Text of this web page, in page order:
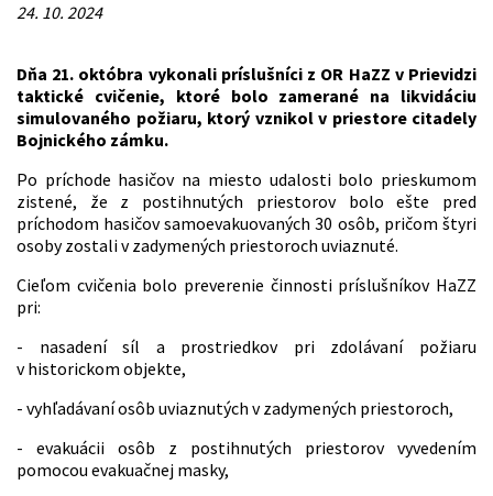
24. 10. 2024
Dňa 21. októbra vykonali príslušníci z OR HaZZ v Prievidzi
taktické cvičenie, ktoré bolo zamerané na likvidáciu
simulovaného požiaru, ktorý vznikol v priestore citadely
Bojnického zámku.
Po príchode hasičov na miesto udalosti bolo prieskumom
zistené, že z postihnutých priestorov bolo ešte pred
príchodom hasičov samoevakuovaných 30 osôb, pričom štyri
osoby zostali v zadymených priestoroch uviaznuté.
Cieľom cvičenia bolo preverenie činnosti príslušníkov HaZZ
pri:
- nasadení síl a prostriedkov pri zdolávaní požiaru
v historickom objekte,
- vyhľadávaní osôb uviaznutých v zadymených priestoroch,
- evakuácii osôb z postihnutých priestorov vyvedením
pomocou evakuačnej masky,